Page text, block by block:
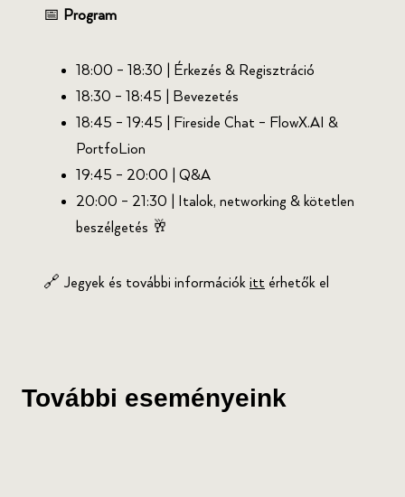
📅 Program
18:00 – 18:30 | Érkezés & Regisztráció
18:30 – 18:45 | Bevezetés
18:45 – 19:45 | Fireside Chat – FlowX.AI &
PortfoLion
19:45 – 20:00 | Q&A
20:00 – 21:30 | Italok, networking & kötetlen
beszélgetés 🥂
🔗 Jegyek és további információk itt érhetők el
További eseményeink